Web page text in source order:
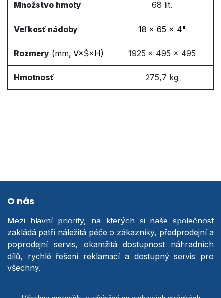
Množstvo hmoty 68 lit.
Veľkosť nádoby 18 × 65 × 4"
Rozmery (mm, V×Š×H) 1925 × 495 × 495
Hmotnosť 275,7 kg
O nás
Mezi hlavní priority, na kterých si naše společnost
zakládá patří náležitá péče o zákazníky, předprodejní a
poprodejní servis, okamžitá dostupnost náhradních
dílů, rychlé řešení reklamací a dostupný servis pro
všechny.